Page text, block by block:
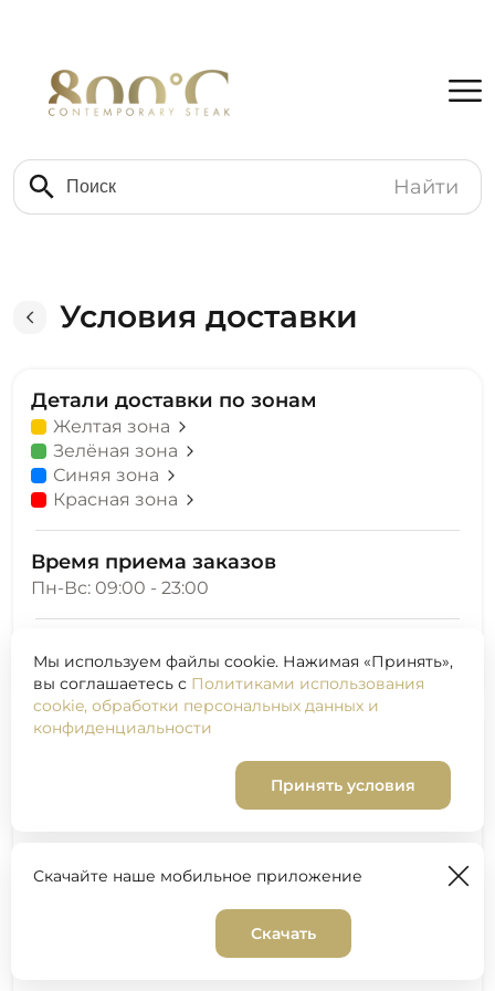
Найти
Условия доставки
Детали доставки по зонам
Желтая зона
Зелёная зона
Синяя зона
Красная зона
Время приема заказов
Пн-Вс: 09:00 - 23:00
Самовывоз
Москва, Большой Патриарший переулок, 6с1
Мы используем файлы cookie. Нажимая «Принять»,
вы соглашаетесь с Политиками использования
cookie, обработки персональных данных и
конфиденциальности
Принять условия
Скачайте наше мобильное приложение
Скачать